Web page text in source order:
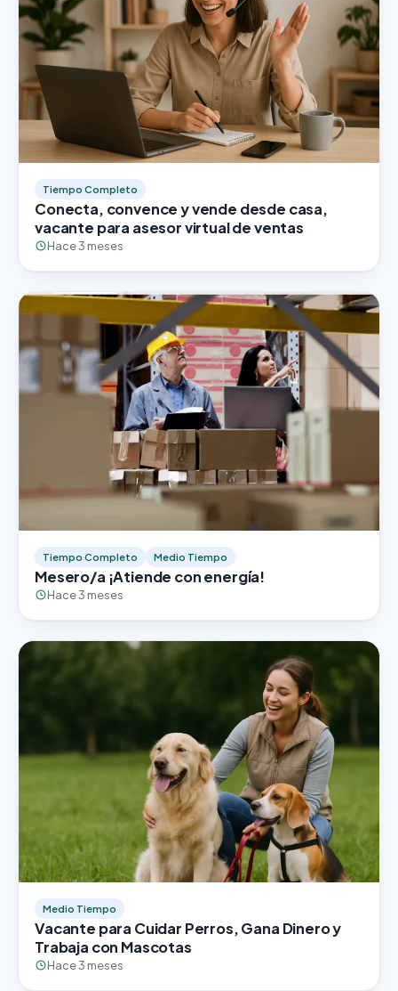
Tiempo Completo
Conecta, convence y vende desde casa,
vacante para asesor virtual de ventas
Hace 3 meses
Tiempo Completo Medio Tiempo
Mesero/a ¡Atiende con energía!
Hace 3 meses
Medio Tiempo
Vacante para Cuidar Perros, Gana Dinero y
Trabaja con Mascotas
Hace 3 meses